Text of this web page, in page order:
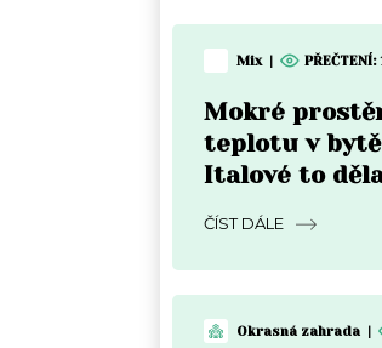
Mix | PŘEČTENÍ:
Mokré
teplotu v
Italové to
ČÍST DÁLE
Okrasná zahrada |